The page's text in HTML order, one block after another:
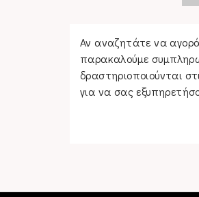
Αν αναζητάτε να
παρακαλούμε
δραστηριοποιούνται
για να σας